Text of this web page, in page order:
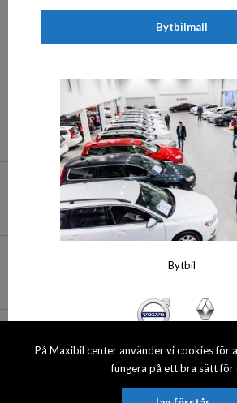
På Maxibil center använder vi cookies för
fungera på ett bra sätt för
Bytbilmall
Bytbil
Bytbil.se
Kontakta oss
036-354 980 Fax 036-
Hitta till oss
Öppettider
© 2026 Maxibil Center AB. All rights
Visa sitemap